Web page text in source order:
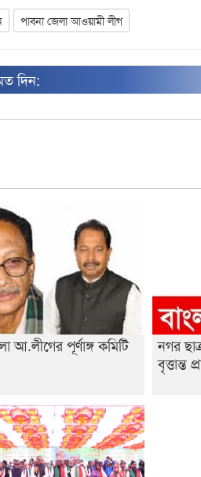
পাবনা জেলা আওয়ামী লীগ
দিন:
আ.লীগের পূর্ণাঙ্গ কমিটি
নগর
বৃত্তান্ত